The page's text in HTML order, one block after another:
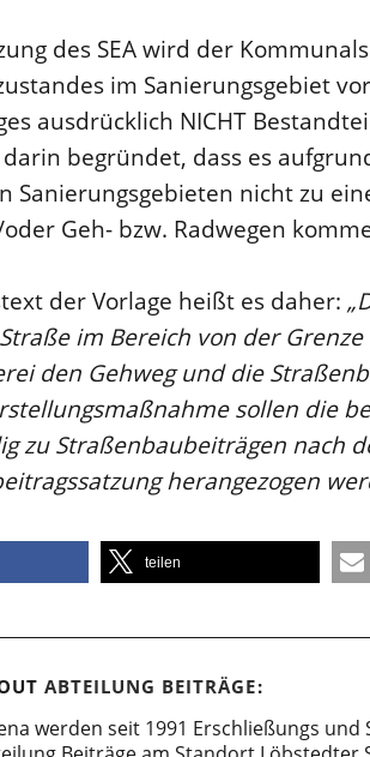
des SEA wird der
im Sanierungsgebiet
ausdrücklich NICHT
begründet, dass es
Sanierungsgebieten nicht zu
Geh- bzw. Radwegen
der Vorlage heißt es daher:
im Bereich von der
den Gehweg und die
sollen die
zu Straßenbaubeiträgen nach
herangezogen
teilen
ABTEILUNG BEITRÄGE
werden seit 1991 Erschließungs